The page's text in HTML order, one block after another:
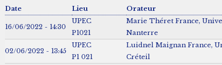
Date Lieu Orateur
16/06/2022 - 14:30
UPEC
P1021
Marie Théret France,
Nanterre
02/06/2022 - 13:45
UPEC
P1 021
Luidnel Maignan France,
Créteil